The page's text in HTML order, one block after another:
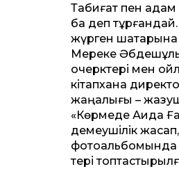
Табиғат пен адам
ба деп тұрғандай.
жүрген
Мереке
очерктері мен
кітапхана
жаңалығы –
«Көрмеде Аида
демеушілік
фотоальбомында
тері